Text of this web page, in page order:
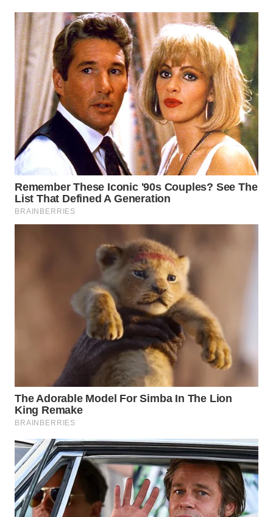
BOGOR
WN
DEPOK
WN
TAPANULI
UTARA
SAMOSIR
WN
PADANG
LAWAS
KEPULAUAN
SERIBU
WN
TANGERANG
WN
BINJAI
WN
CIREBON